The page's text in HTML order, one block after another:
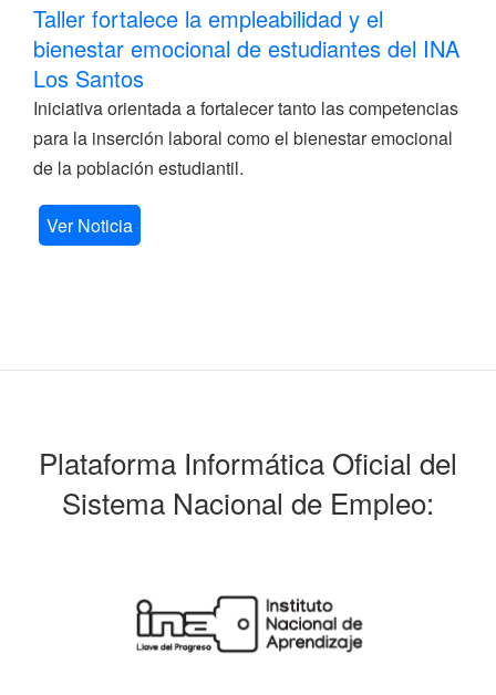
Taller fortalece la empleabilidad y el
bienestar emocional de estudiantes del INA
Los Santos
Iniciativa orientada a fortalecer tanto las competencias
para la inserción laboral como el bienestar emocional
de la población estudiantil.
Ver Noticia
Plataforma Informática Oficial del
Sistema Nacional de Empleo: